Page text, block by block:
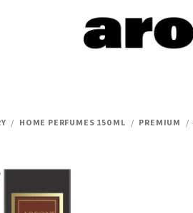
/ HOME PERFUMES 150 ML / PREMIUM /